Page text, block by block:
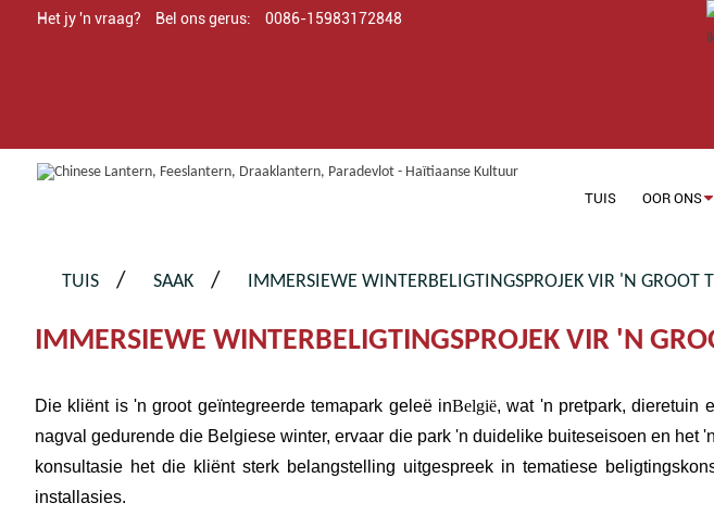
Het jy 'n vraag? Bel ons gerus: 0086-15983172848
TUIS OOR ONS
TUIS SAAK IMMERSIEWE WINTERBELIGTINGSPROJEK VIR 'N GROOT
IMMERSIEWE WINTERBELIGTINGSPROJEK VIR 'N
Die kliënt is 'n groot geïntegreerde temapark geleë inBelgië, wat 'n pretpark, dieretuin
nagval gedurende die Belgiese winter, ervaar die park 'n duidelike buiteseisoen en het
konsultasie het die kliënt sterk belangstelling uitgespreek in tematiese
installasies.